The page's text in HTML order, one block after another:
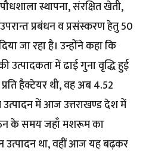
स्थापना, संरक्षित खेती,
प्रबंधन व प्रसंस्करण हेतु 50
जा रहा है। उन्होंने कहा कि
उत्पादकता में ढाई गुना वृद्धि हुई
हैक्टेयर थी, वह अब 4.52
में आज उत्तराखण्ड देश में
के समय जहाँ मशरूम का
उत्पादन था, वहीं आज यह बढ़कर